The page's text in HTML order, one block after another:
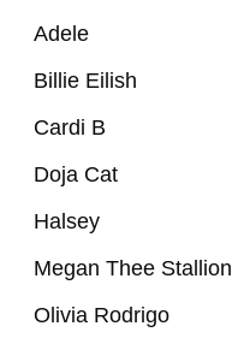
Adele
Billie Eilish
Cardi B
Doja Cat
Halsey
Megan Thee Stallion
Olivia Rodrigo